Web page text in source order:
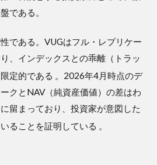
である。
である。VUGはフル・レプリケー
、インデックスとの乖離（トラッ
定的である 。2026年4月時点のデ
クとNAV（純資産価値）の差はわ
留まっており、投資家が意図した
ることを証明している 。